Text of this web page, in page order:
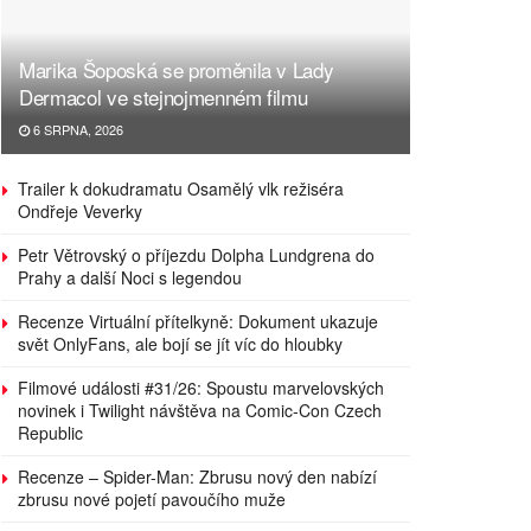
Marika Šoposká se proměnila v Lady
Dermacol ve stejnojmenném filmu
6 SRPNA, 2026
Trailer k dokudramatu Osamělý vlk režiséra
Ondřeje Veverky
Petr Větrovský o příjezdu Dolpha Lundgrena do
Prahy a další Noci s legendou
Recenze Virtuální přítelkyně: Dokument ukazuje
svět OnlyFans, ale bojí se jít víc do hloubky
Filmové události #31/26: Spoustu marvelovských
novinek i Twilight návštěva na Comic-Con Czech
Republic
Recenze – Spider-Man: Zbrusu nový den nabízí
zbrusu nové pojetí pavoučího muže